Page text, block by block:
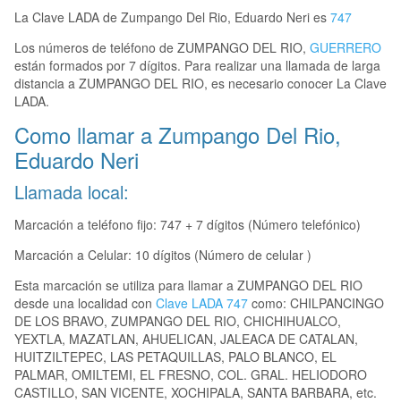
La Clave LADA de Zumpango Del Rio, Eduardo Neri es 747
Los números de teléfono de ZUMPANGO DEL RIO, GUERRERO
están formados por 7 dígitos. Para realizar una llamada de larga
distancia a ZUMPANGO DEL RIO, es necesario conocer La Clave
LADA.
Como llamar a Zumpango Del Rio,
Eduardo Neri
Llamada local:
Marcación a teléfono fijo: 747 + 7 dígitos (Número telefónico)
Marcación a Celular: 10 dígitos (Número de celular )
Esta marcación se utiliza para llamar a ZUMPANGO DEL RIO
desde una localidad con Clave LADA 747 como: CHILPANCINGO
DE LOS BRAVO, ZUMPANGO DEL RIO, CHICHIHUALCO,
YEXTLA, MAZATLAN, AHUELICAN, JALEACA DE CATALAN,
HUITZILTEPEC, LAS PETAQUILLAS, PALO BLANCO, EL
PALMAR, OMILTEMI, EL FRESNO, COL. GRAL. HELIODORO
CASTILLO, SAN VICENTE, XOCHIPALA, SANTA BARBARA, etc.